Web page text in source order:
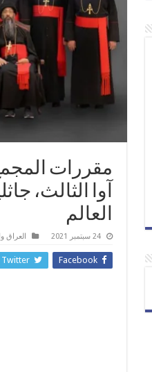
مقررات
آوا الثالث،
العالم
24 سبتمبر 2021 العراق
Facebook
Twitter